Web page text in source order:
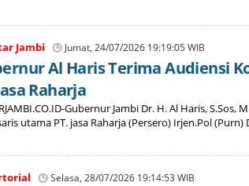
Jambi Jumat, 24/07/2026 19:19:05 WIB
Al Haris Terima Audiensi
Raharja
Gubernur Jambi Dr. H. Al Haris, S.Sos,
utama PT. jasa Raharja (Persero) Irjen.Pol (Purn)
Selasa, 28/07/2026 19:14:53 WIB